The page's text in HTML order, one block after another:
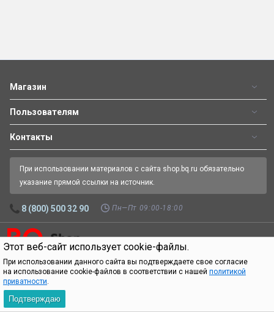
Этот веб-сайт использует cookie-файлы.
При использовании данного сайта вы подтверждаете свое согласие
на использование cookie-файлов в соответствии с нашей политикой
приватности.
Подтверждаю
Магазин
Пользователям
Контакты
При использовании материалов с сайта shop.bq.ru обязательно
указание прямой ссылки на источник.
8 (800) 500 32 90 Пн—Пт 09:00-18:00
© 2026Официальный интернет-магазин BQ. Все права защищены.